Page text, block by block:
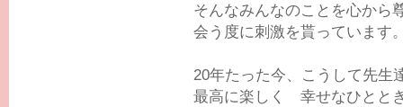
そんなみんなのことを心から
会う度に刺激を貰っています
20年たった今、こうして先生
最高に楽しく 幸せなひとと